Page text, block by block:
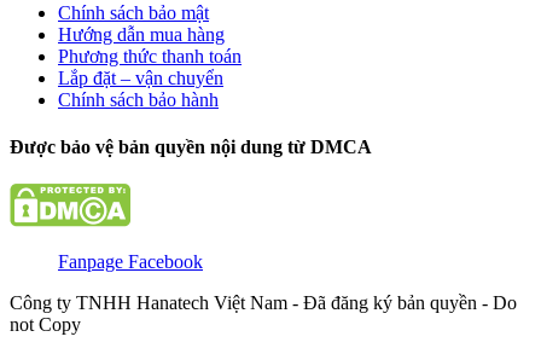
Chính sách bảo mật
Hướng dẫn mua hàng
Phương thức thanh toán
Lắp đặt – vận chuyển
Chính sách bảo hành
Được bảo vệ bản quyền nội dung từ DMCA
Fanpage Facebook
Công ty TNHH Hanatech Việt Nam - Đã đăng ký bản quyền - Do
not Copy